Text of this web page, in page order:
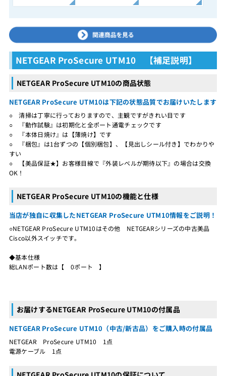
NETGEAR ProSecure UTM10 【補足説明】
NETGEAR ProSecure UTM10の商品状態
NETGEAR ProSecure UTM10は下記の状態品質でお届けいたします
○ 清掃は丁寧に行っておりますので、主観ですがきれい目です
○ 『動作試験』は初期化と全ポート通電チェックです
○ 『本体日焼け』は【薄焼け】です
○ 『梱包』は1台ずつの【個別梱包】、【見出しシール付き】でわかりや
すい
○ 【美品保証★】お客様目線で『外装レベルが期待以下』の場合は交換
OK！
NETGEAR ProSecure UTM10の機能と仕様
当店が独自に収集したNETGEAR ProSecure UTM10情報をご説明！
○NETGEAR ProSecure UTM10はその他 NETGEARシリーズの中古美品
Cisco以外スイッチです。
◆基本仕様
総LANポート数は【 0ポート 】
お届けするNETGEAR ProSecure UTM10の付属品
NETGEAR ProSecure UTM10（中古/新古品）をご購入時の付属品
NETGEAR ProSecure UTM10 1点
電源ケーブル 1点